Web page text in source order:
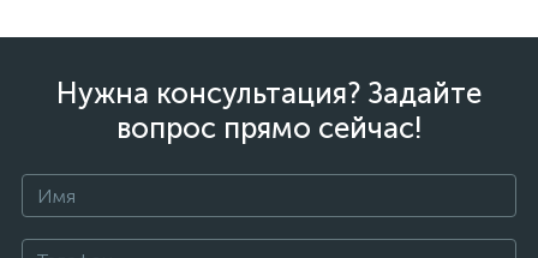
Нужна консультация? Задайте
вопрос прямо сейчас!